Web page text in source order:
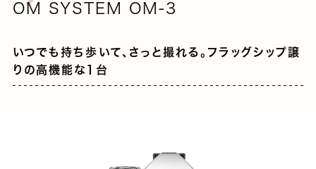
OM SYSTEM OM-3
いつでも持ち歩いて、さっと撮れる。フラッグシップ譲
りの高機能な1台